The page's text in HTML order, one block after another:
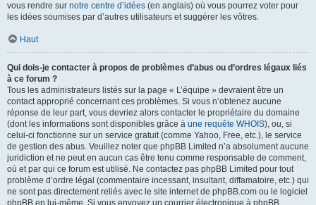
vous rendre sur notre centre d’idées (en anglais) où vous pourrez voter pour
les idées soumises par d’autres utilisateurs et suggérer les vôtres.
Haut
Qui dois-je contacter à propos de problèmes d’abus ou d’ordres légaux liés
à ce forum ?
Tous les administrateurs listés sur la page « L’équipe » devraient être un
contact approprié concernant ces problèmes. Si vous n’obtenez aucune
réponse de leur part, vous devriez alors contacter le propriétaire du domaine
(dont les informations sont disponibles grâce à une requête WHOIS), ou, si
celui-ci fonctionne sur un service gratuit (comme Yahoo, Free, etc.), le service
de gestion des abus. Veuillez noter que phpBB Limited n’a absolument aucune
juridiction et ne peut en aucun cas être tenu comme responsable de comment,
où et par qui ce forum est utilisé. Ne contactez pas phpBB Limited pour tout
problème d’ordre légal (commentaire incessant, insultant, diffamatoire, etc.) qui
ne sont pas directement reliés avec le site internet de phpBB.com ou le logiciel
phpBB en lui-même. Si vous envoyez un courrier électronique à phpBB